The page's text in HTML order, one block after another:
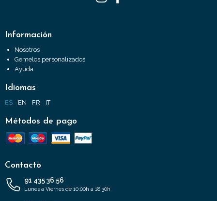
Información
Nosotros
Gemelos personalizados
Ayuda
Idiomas
ES EN FR IT
Métodos de pago
Contacto
91 435 36 56
Lunes a Viernes de 10:00h a 18:30h